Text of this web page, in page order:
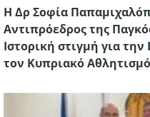
Η Δρ Σοφία
Αντιπρόεδρος της
Ιστορική στιγμή για
τον Κυπριακό Αθλητισμό